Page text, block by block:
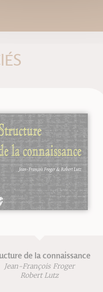
la connaissance
François Froger
Robert Lutz